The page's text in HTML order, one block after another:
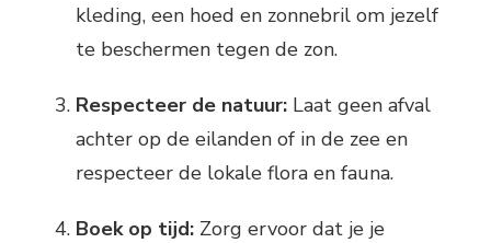
kleding, een hoed en zonnebril om jezelf
te beschermen tegen de zon.
Respecteer de natuur: Laat geen afval
achter op de eilanden of in de zee en
respecteer de lokale flora en fauna.
Boek op tijd: Zorg ervoor dat je je